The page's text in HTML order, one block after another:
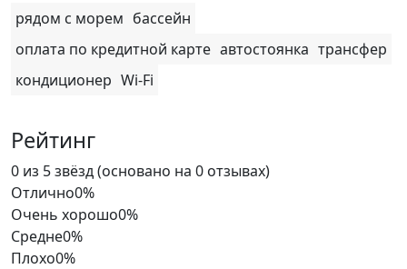
рядом с морем бассейн
оплата по кредитной карте автостоянка трансфер
кондиционер Wi-Fi
Рейтинг
Rated
0
out
of
5
0 из 5 звёзд (основано на 0 отзывах)
Отлично0%
Очень хорошо0%
Средне0%
Плохо0%